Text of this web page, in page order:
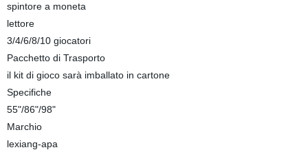
spintore a moneta
lettore
3/4/6/8/10 giocatori
Pacchetto di Trasporto
il kit di gioco sarà imballato in cartone
Specifiche
55"/86"/98"
Marchio
lexiang-apa